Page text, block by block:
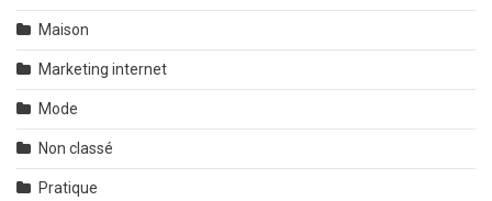
Maison
Marketing internet
Mode
Non classé
Pratique